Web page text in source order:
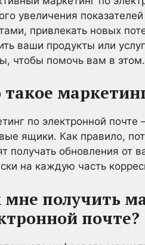
увеличения
привлекать новых
ваши продукты или
чтобы помочь вам в этом.
такое
по электронной
ящики. Как правило,
получать обновления от
на каждую часть
мне получить
почте?